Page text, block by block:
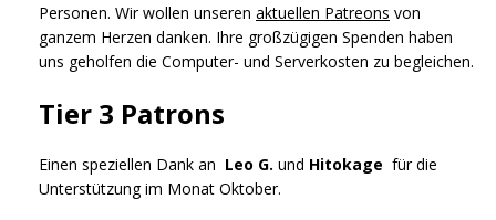
Personen. Wir wollen unseren aktuellen Patreons von
ganzem Herzen danken. Ihre großzügigen Spenden haben
uns geholfen die Computer- und Serverkosten zu begleichen.
Tier 3 Patrons
Einen speziellen Dank an Leo G. und Hitokage für die
Unterstützung im Monat Oktober.